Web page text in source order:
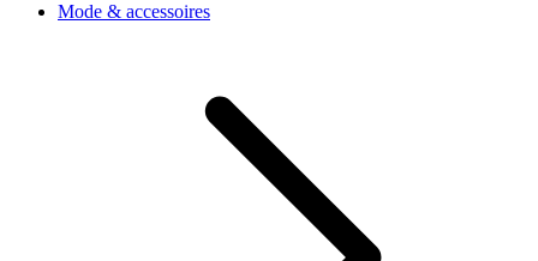
Mode & accessoires